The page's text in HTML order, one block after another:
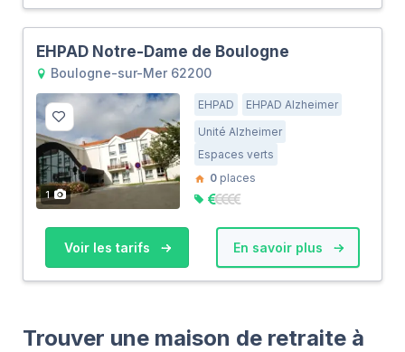
EHPAD Notre-Dame de Boulogne
Boulogne-sur-Mer 62200
1
EHPAD
EHPAD Alzheimer
Unité Alzheimer
Espaces verts
0 places
Voir les tarifs En savoir plus
Trouver une maison de retraite à